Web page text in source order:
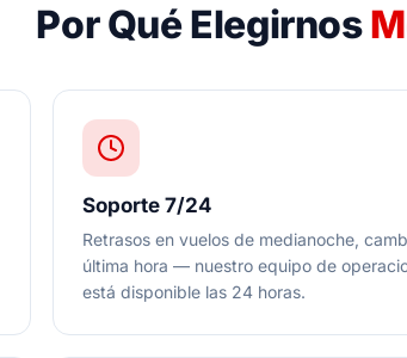
Por Qué Elegirnos
Soporte 7/24
Retrasos en vuelos de medianoche,
última hora — nuestro equipo de
está disponible las 24 horas.